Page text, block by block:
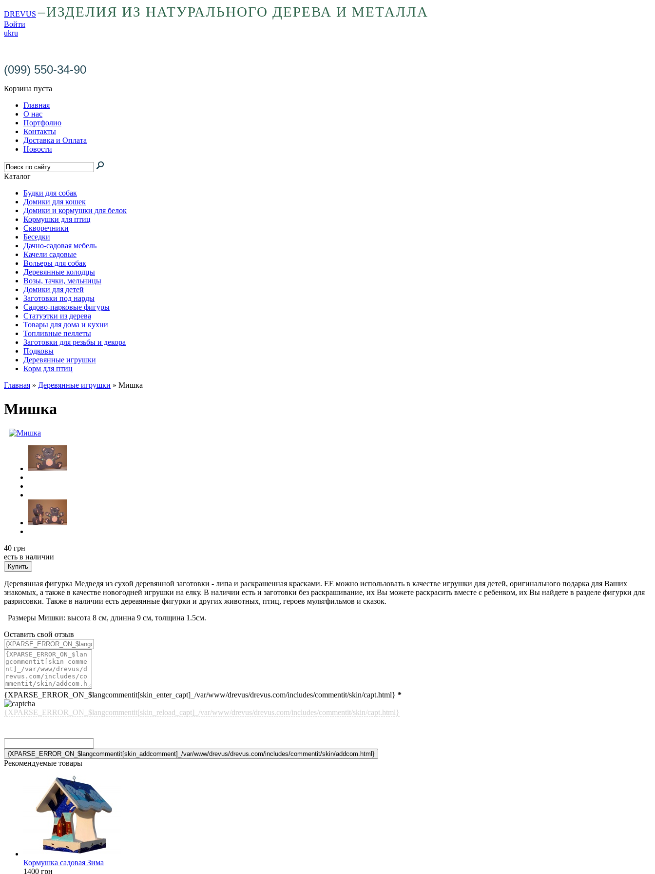
DREVUS –ИЗДЕЛИЯ ИЗ НАТУРАЛЬНОГО ДЕРЕВА И МЕТАЛЛА
Войти
ukru
(099) 550-34-90
Корзина пуста
Главная
О нас
Портфолио
Контакты
Доставка и Оплата
Новости
Каталог
Будки для собак
Домики для кошек
Домики и кормушки для белок
Кормушки для птиц
Скворечники
Беседки
Дачно-садовая мебель
Качели садовые
Вольеры для собак
Деревянные колодцы
Возы, тачки, мельницы
Домики для детей
Заготовки под нарды
Садово-парковые фигуры
Статуэтки из дерева
Товары для дома и кухни
Топливные пеллеты
Заготовки для резьбы и декора
Подковы
Деревянные игрушки
Корм для птиц
Главная » Деревянные игрушки » Мишка
Мишка
40 грн
есть в наличии
Купить
Деревянная фигурка Медведя из сухой деревянной заготовки - липа и раскрашенная красками. ЕЕ можно использовать в качестве игрушки для детей, оригинального подарка для Ваших
знакомых, а также в качестве новогодней игрушки на елку. В наличии есть и заготовки без раскрашивание, их Вы можете раскрасить вместе с ребенком, их Вы найдете в разделе фигурки для
разрисовки. Также в наличии есть дереаянные фигурки и других животных, птиц, героев мультфильмов и сказок.
Размеры Мишки: высота 8 см, длинна 9 см, толщина 1.5см.
Оставить свой отзыв
{XPARSE_ERROR_ON_$langcommentit[skin_enter_capt]_/var/www/drevus/drevus.com/includes/commentit/skin/capt.html} *
{XPARSE_ERROR_ON_$langcommentit[skin_reload_capt]_/var/www/drevus/drevus.com/includes/commentit/skin/capt.html}
Рекомендуемые товары
Кормушка садовая Зима
1400 грн